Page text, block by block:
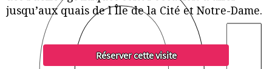
jusqu’aux quais de l Île de la Cité et Notre-Dame.